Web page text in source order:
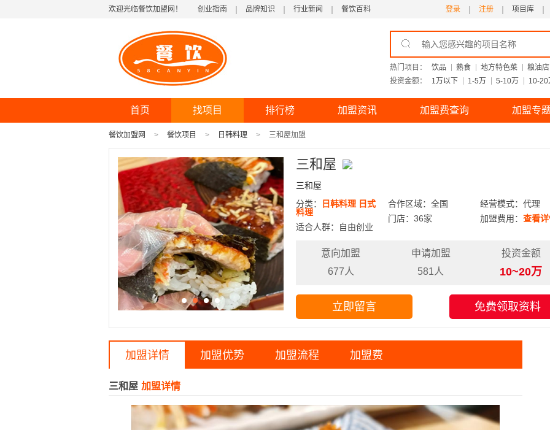
欢迎光临餐饮加盟网！ 创业指南 品牌知识 行业新闻 餐饮百科 项目库
注册
登录
热门项目： 饮品 熟食 地方特色菜 粮油店
投资金额：
1万以下 1-5万 5-10万 10-20
首页 找项目 排行榜 加盟资讯 加盟费查询 加盟专题
餐饮加盟网 餐饮项目 日韩料理 三和屋加盟
三和屋
三和屋
分类：
日韩料理 日式
料理
适合人群：自由创业
合作区域：全国
门店：36家
经营模式：代理
加盟费用： 查看
意向加盟
677人
申请加盟
581人
投资金额
10~20万
立即留言 免费领取资料
加盟详情 加盟优势 加盟流程 加盟费
三和屋 加盟详情